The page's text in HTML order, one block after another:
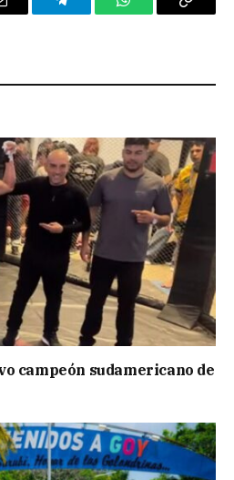
TelegramWhatsAppCopy
campeón sudamericano de